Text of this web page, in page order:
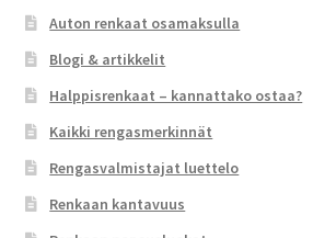
Auton renkaat osamaksulla
Blogi & artikkelit
Halppisrenkaat – kannattako ostaa?
Kaikki rengasmerkinnät
Rengasvalmistajat luettelo
Renkaan kantavuus